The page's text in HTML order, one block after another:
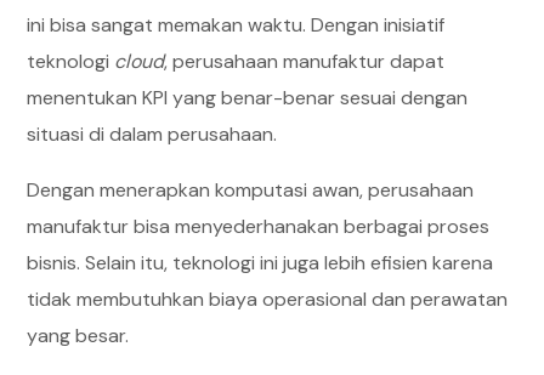
ini bisa sangat memakan waktu. Dengan inisiatif
teknologi cloud, perusahaan manufaktur dapat
menentukan KPI yang benar-benar sesuai dengan
situasi di dalam perusahaan.
Dengan menerapkan komputasi awan, perusahaan
manufaktur bisa menyederhanakan berbagai proses
bisnis. Selain itu, teknologi ini juga lebih efisien karena
tidak membutuhkan biaya operasional dan perawatan
yang besar.